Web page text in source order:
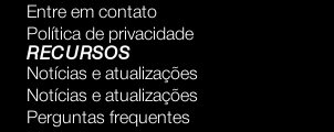
Entre em contato
Política de privacidade
RECURSOS
Notícias e atualizações
Notícias e atualizações
Perguntas frequentes